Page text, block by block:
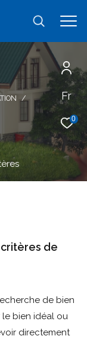
Fr
0
de
de bien
bien idéal ou
directement
à vos